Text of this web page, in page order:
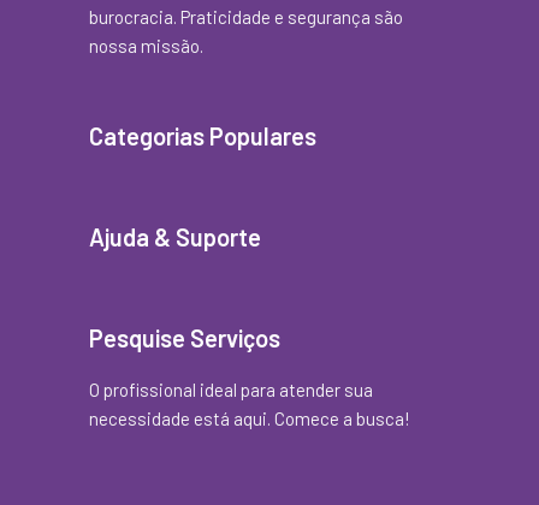
burocracia. Praticidade e segurança são
nossa missão.
Categorias Populares
Ajuda & Suporte
Pesquise Serviços
O profissional ideal para atender sua
necessidade está aqui. Comece a busca!